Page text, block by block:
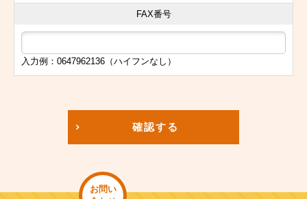
FAX番号
入力例：0647962136（ハイフンなし）
確認する
お問い